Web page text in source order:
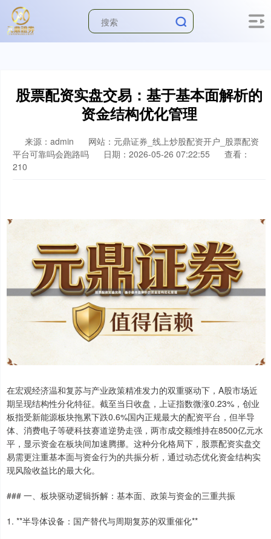
股票配资实盘交易：基于基本面解析的
资金结构优化管理
来源：admin
网站：元鼎证券_线上炒股配资开户_股票配资
平台可靠吗会跑路吗
日期：2026-05-26 07:22:55
查看：
210
在宏观经济温和复苏与产业政策精准发力的双重驱动下，A股市场近
期呈现结构性分化特征。截至当日收盘，上证指数微涨0.23%，创业
板指受新能源板块拖累下跌0.6%国内正规最大的配资平台，但半导
体、消费电子等硬科技赛道逆势走强，两市成交额维持在8500亿元水
平，显示资金在板块间加速腾挪。这种分化格局下，股票配资实盘交
易需更注重基本面与资金行为的共振分析，通过动态优化资金结构实
现风险收益比的最大化。
### 一、板块驱动逻辑拆解：基本面、政策与资金的三重共振
1. **半导体设备：国产替代与周期复苏的双重催化**